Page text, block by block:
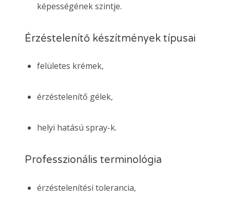
képességének szintje.
Érzéstelenítő készítmények típusai
felületes krémek,
érzéstelenítő gélek,
helyi hatású spray-k.
Professzionális terminológia
érzéstelenítési tolerancia,